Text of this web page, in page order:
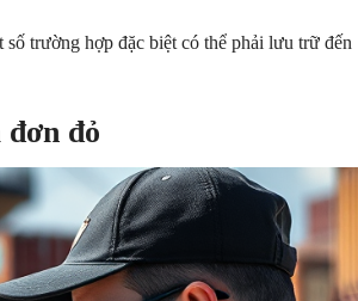
trường hợp đặc biệt có thể phải lưu trữ đến
đỏ